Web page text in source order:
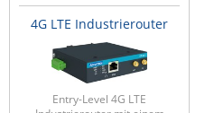
4G LTE Industrierouter
Entry-Level 4G LTE